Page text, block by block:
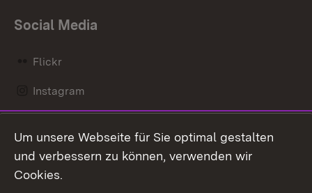
Social Media
Flickr
Instagram
Mastodon
Messenger
Um unsere Webseite für Sie optimal gestalten
und verbessern zu können, verwenden wir
Cookies.